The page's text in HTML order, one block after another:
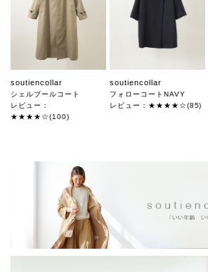
soutiencollar
シェルブールコート
レビュー：
★★★★☆(100)
soutiencollar
フォローコートNAVY
レビュー：★★★★☆(85)